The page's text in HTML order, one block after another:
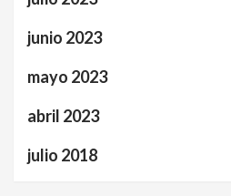
junio 2023
mayo 2023
abril 2023
julio 2018